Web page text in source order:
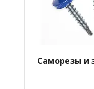
Саморезы и